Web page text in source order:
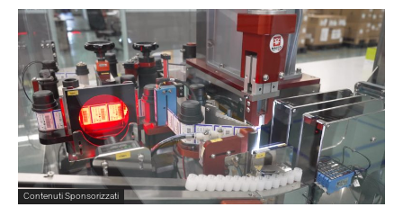
Contenuti Sponsorizzati